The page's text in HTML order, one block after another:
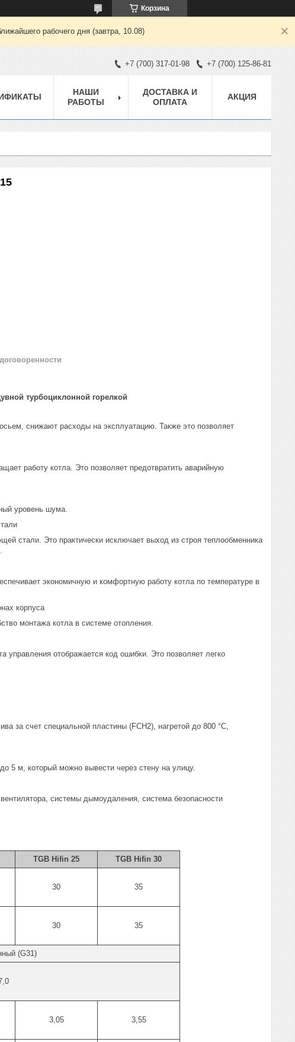
Корзина
рабочего дня (завтра, 10.08)
+7 (700) 317-01-98 +7 (700) 125-86-81
НАШИ
РАБОТЫ
ДОСТАВКА И
ОПЛАТА
АКЦИЯ
турбо­циклонной горелкой
снижают расходы на эксплуатацию. Также это позволяет
работу котла. Это позволяет предотвратить аварийную
уровень шума.
стали. Это практически исключает выход из строя теплообменника
экономичную и комфортную работу котла по температуре в
корпуса
монтажа котла в системе отопления.
управления отображается код ошибки. Это позволяет легко
за счет специальной пластины (FCH2), нагретой до 800 °С,
5 м, который можно вывести через стену на улицу.
системы дымоудаления, система безопасности
TGB Hifin 25
TGB Hifin 30
30 35
30 35
(G31)
3,05 3,55